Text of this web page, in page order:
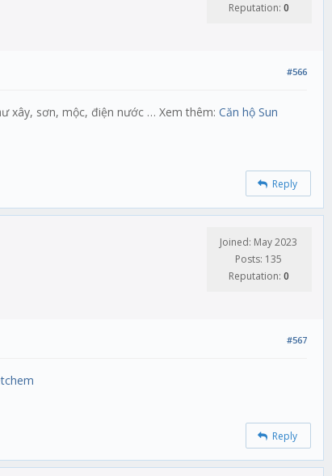
Reputation: 0
#566
xây, sơn, mộc, điện nước … Xem thêm: Căn hộ Sun
Reply
Joined: May 2023
Posts: 135
Reputation: 0
#567
Reply